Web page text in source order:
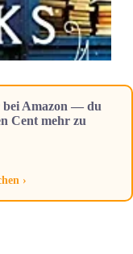
bei Amazon — du
Cent mehr zu
›